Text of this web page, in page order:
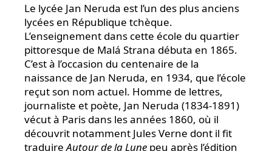
Le lycée Jan Neruda est l’un des plus anciens
lycées en République tchèque.
L’enseignement dans cette école du quartier
pittoresque de Malá Strana débuta en 1865.
C’est à l’occasion du centenaire de la
naissance de Jan Neruda, en 1934, que l’école
reçut son nom actuel. Homme de lettres,
journaliste et poète, Jan Neruda (1834-1891)
vécut à Paris dans les années 1860, où il
découvrit notamment Jules Verne dont il fit
traduireAutour de la Lune peu après l’édition